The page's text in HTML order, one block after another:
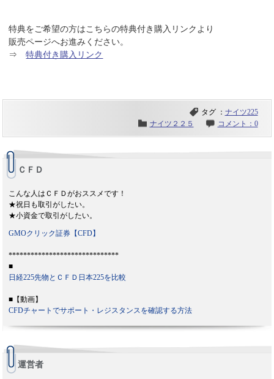
特典をご希望の方はこちらの特典付き購入リンクより
販売ページへお進みください。
⇒特典付き購入リンク
タグ ： ナイツ225
ナイツ２２５
コメント：0
ＣＦＤ
こんな人はＣＦＤがおススメです！
★祝日も取引がしたい。
★小資金で取引がしたい。
GMOクリック証券【CFD】
******************************
■
日経225先物とＣＦＤ日本225を比較
■【動画】
CFDチャートでサポート・レジスタンスを確認する方法
運営者